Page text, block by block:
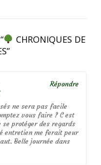
CHRONIQUES DE
”
ne sera pas facile
vous faire ? C est
protéger des regards
entretien me ferait peur
Belle journée dans
Répondre